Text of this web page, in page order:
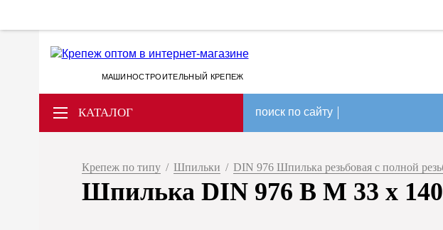
МАШИНОСТРОИТЕЛЬНЫЙ КРЕПЕЖ
КАТАЛОГ поиск по сайту
Крепеж по типу / Шпильки / DIN 976 Шпилька резьбовая с полной
Шпилька DIN 976 B M 33 х